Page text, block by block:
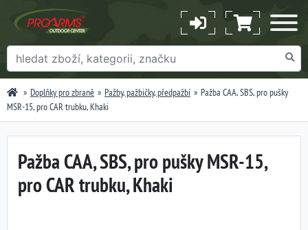
Doplňky pro zbraně Pažby, pažbičky, předpažbí
Pažba CAA, SBS, pro pušky
MSR-15, pro CAR trubku, Khaki
Pažba CAA, SBS, pro pušky MSR-15,
pro CAR trubku, Khaki